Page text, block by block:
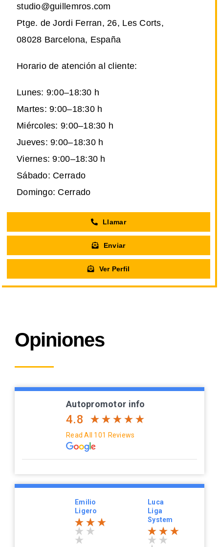
studio@guillemros.com
Ptge. de Jordi Ferran, 26, Les Corts,
08028 Barcelona, España
Horario de atención al cliente:
Lunes: 9:00–18:30 h
Martes: 9:00–18:30 h
Miércoles: 9:00–18:30 h
Jueves: 9:00–18:30 h
Viernes: 9:00–18:30 h
Sábado: Cerrado
Domingo: Cerrado
Llamar
Enviar
Ver Perfil
Opiniones
Autopromotor info
4.8
Read All 101 Reviews
Emilio
Ligero
Luca
Liga
System